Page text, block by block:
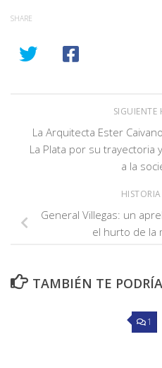
SHARE
SIGUIENTE
La Arquitecta Ester
La Plata por su trayectoria
a la
General Villegas: un
el hurto de la
TAMBIÉN TE
1